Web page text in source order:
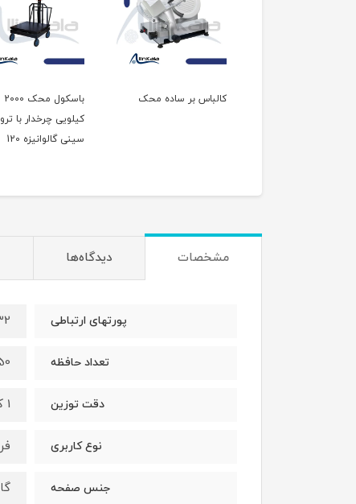
کالباس بر ساده محک
باسکول محک 2000
کیلویی چرخدار با
سینی گالوانیزه 120
مشخصات دیدگاه‌ها
پورتهای ارتباطی
تعداد حافظه 350
دقت توزین 1 کیلوگرم
نوع کاربری
جنس صفحه